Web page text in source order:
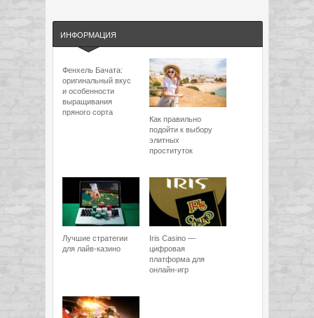
ИНФОРМАЦИЯ
Фенхель Бачата:
оригинальный вкус
и особенности
выращивания
пряного сорта
Как правильно
подойти к выбору
элитных
проституток
Лучшие стратегии
для лайв-казино
Iris Casino —
цифровая
платформа для
онлайн-игр